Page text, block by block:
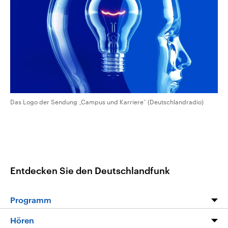
CDU, SPD und FDP regiert.-
Umfragen, Prognosen,
Wahlprogramme, aktuelle Berichte
und Hintergründe zu den Parteien
und Kandidaten der anstehenden
aktuelle Weltgeschehen.
Sendungen Programm Podcasts
Audio-Archiv
Das Logo der Sendung „Campus und Karriere“ (Deutschlandradio)
Entdecken Sie den Deutschlandfunk
Programm
Programm
Hören